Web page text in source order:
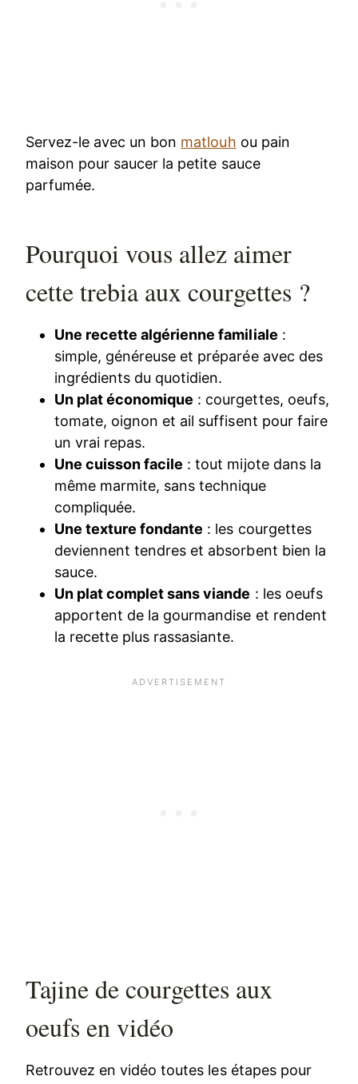
Servez-le avec un bon matlouh ou pain
maison pour saucer la petite sauce
parfumée.
Pourquoi vous allez aimer
cette trebia aux courgettes ?
Une recette algérienne familiale :
simple, généreuse et préparée avec des
ingrédients du quotidien.
Un plat économique : courgettes, oeufs,
tomate, oignon et ail suffisent pour faire
un vrai repas.
Une cuisson facile : tout mijote dans la
même marmite, sans technique
compliquée.
Une texture fondante : les courgettes
deviennent tendres et absorbent bien la
sauce.
Un plat complet sans viande : les oeufs
apportent de la gourmandise et rendent
la recette plus rassasiante.
Tajine de courgettes aux
oeufs en vidéo
Retrouvez en vidéo toutes les étapes pour